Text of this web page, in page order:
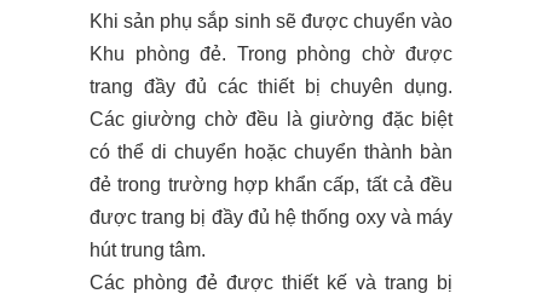
Khi sản phụ sắp sinh sẽ được chuyển vào
Khu phòng đẻ. Trong phòng chờ được
trang đầy đủ các thiết bị chuyên dụng.
Các giường chờ đều là giường đặc biệt
có thể di chuyển hoặc chuyển thành bàn
đẻ trong trường hợp khẩn cấp, tất cả đều
được trang bị đầy đủ hệ thống oxy và máy
hút trung tâm.
Các phòng đẻ được thiết kế và trang bị